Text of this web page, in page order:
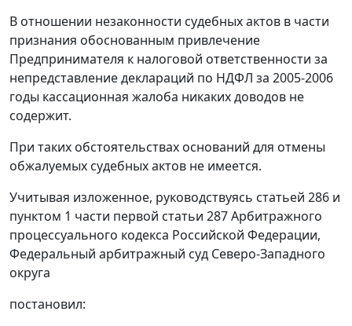
В отношении незаконности судебных актов в части
признания обоснованным привлечение
Предпринимателя к налоговой ответственности за
непредставление деклараций по НДФЛ за 2005-2006
годы кассационная жалоба никаких доводов не
содержит.
При таких обстоятельствах оснований для отмены
обжалуемых судебных актов не имеется.
Учитывая изложенное, руководствуясь статьей 286 и
пунктом 1 части первой статьи 287Арбитражного
процессуального кодекса Российской Федерации,
Федеральный арбитражный суд Северо-Западного
округа
постановил: